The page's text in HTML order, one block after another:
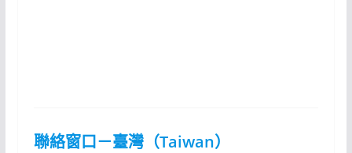
聯絡窗口－臺灣（Taiwan）